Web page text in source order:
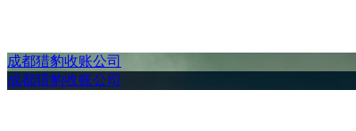
成都猎豹收账公司
成都猎豹收账公司